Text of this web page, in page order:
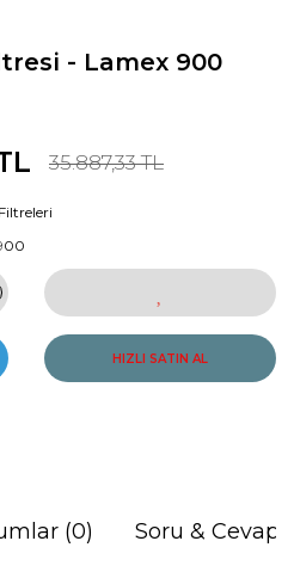
- Lamex 900
35.887,33 TL
HIZLI SATIN AL
(0) Soru & Cevap